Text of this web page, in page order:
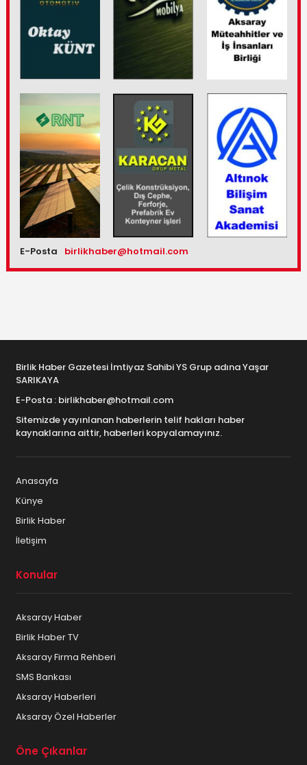
E-Posta birlikhaber@hotmail.com
Birlik Haber Gazetesi İmtiyaz Sahibi YS Grup adına Yaşar
SARIKAYA
E-Posta : birlikhaber@hotmail.com
Sitemizde yayınlanan haberlerin telif hakları haber
kaynaklarına aittir, haberleri kopyalamayınız.
Anasayfa
Künye
Birlik Haber
İletişim
Konular
Aksaray Haber
Birlik Haber TV
Aksaray Firma Rehberi
SMS Bankası
Aksaray Haberleri
Aksaray Özel Haberler
Öne Çıkanlar